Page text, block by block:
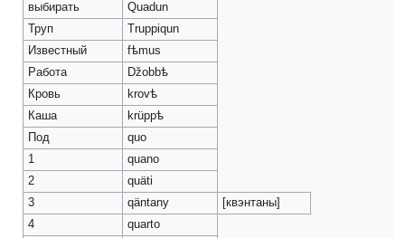
выбирать
Quadun
Труп
Truppiqun
Известный
fѣmus
Работа
Džobbѣ
Кровь
krovѣ
Каша
krüppѣ
Под
quo
1
quano
2
quäti
3
qäntany
[квэнтаны]
4
quarto